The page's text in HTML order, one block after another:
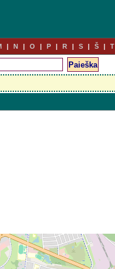
N O P R S Š T